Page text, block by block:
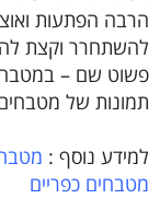
הרבה הפתעות
להשתחרר וקצת
פשוט שם – במטבח.
תמונות של
למידע נוסף :
מטבחים כפריים